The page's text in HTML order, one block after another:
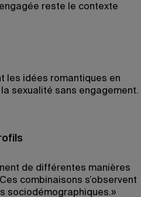
reste le contexte
les idées romantiques en
sexualité sans engagement.
de différentes manières
combinaisons s’observent
sociodémographiques.»